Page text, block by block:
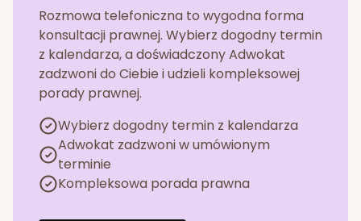
Rozmowa telefoniczna to wygodna forma
konsultacji prawnej. Wybierz dogodny termin
z kalendarza, a doświadczony Adwokat
zadzwoni do Ciebie i udzieli kompleksowej
porady prawnej.
Wybierz dogodny termin z kalendarza
Adwokat zadzwoni w umówionym
terminie
Kompleksowa porada prawna